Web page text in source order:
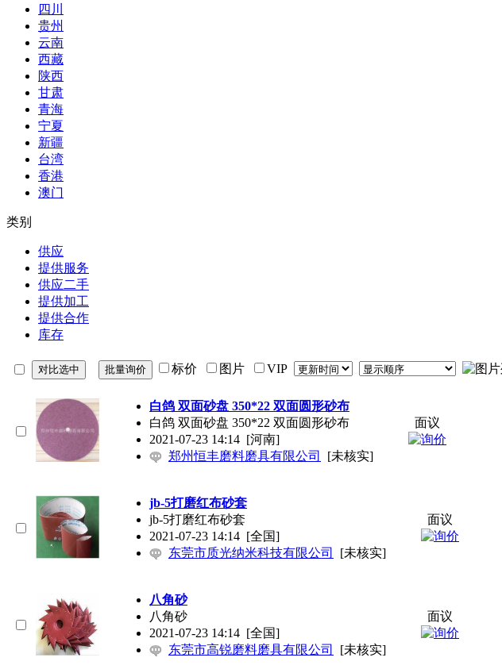
四川
贵州
云南
西藏
陕西
甘肃
青海
宁夏
新疆
台湾
香港
澳门
类别
供应
提供服务
供应二手
提供加工
提供合作
库存
标价 图片 VIP
白鸽 双面砂盘 350*22 双面圆形砂布
白鸽 双面砂盘 350*22 双面圆形砂布
2021-07-23 14:14 [河南]
郑州恒丰磨料磨具有限公司
[未核实]
面议
jb-5打磨红布砂套
jb-5打磨红布砂套
2021-07-23 14:14 [全国]
东莞市质光纳米科技有限公司
[未核实]
面议
八角砂
八角砂
2021-07-23 14:14 [全国]
东莞市高锐磨料磨具有限公司
[未核实]
面议